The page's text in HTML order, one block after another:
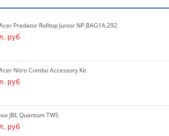
Predator Rolltop Junior NP.BAG1A.292
руб
Nitro Combo Accessory Kit
руб
JBL Quantum TWS
руб